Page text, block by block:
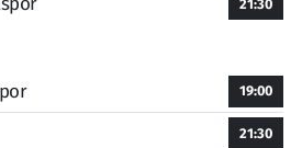
21:30
19:00
21:30